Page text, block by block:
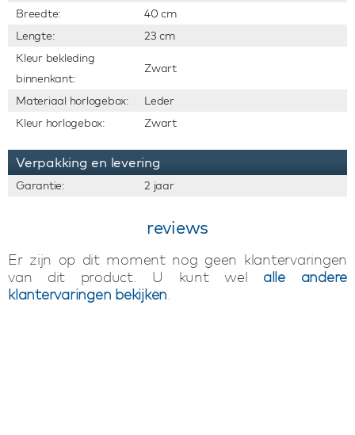
Breedte:
40 cm
Lengte:
23 cm
Kleur bekleding
binnenkant:
Zwart
Materiaal horlogebox:
Leder
Kleur horlogebox:
Zwart
Verpakking en levering
Garantie: 2 jaar
reviews
Er zijn op dit moment nog geen klantervaringen
van dit product. U kunt wel alle andere
klantervaringen bekijken.